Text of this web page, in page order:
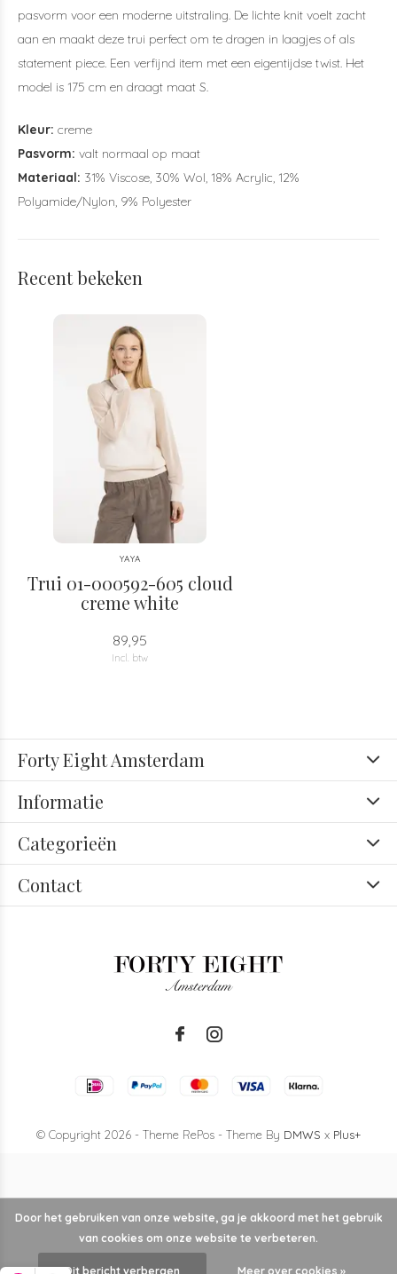
pasvorm voor een moderne uitstraling. De lichte knit voelt zacht
aan en maakt deze trui perfect om te dragen in laagjes of als
statement piece. Een verfijnd item met een eigentijdse twist. Het
model is 175 cm en draagt maat S.
Kleur: creme
Pasvorm: valt normaal op maat
Materiaal: 31% Viscose, 30% Wol, 18% Acrylic, 12%
Polyamide/Nylon, 9% Polyester
Recent bekeken
YAYA
Trui 01-000592-605 cloud
creme white
89,95
Incl. btw
Forty Eight Amsterdam
Informatie
Categorieën
Contact
© Copyright 2026 - Theme RePos - Theme By DMWS x Plus+
Door het gebruiken van onze website, ga je akkoord met het gebruik
van cookies om onze website te verbeteren.
Dit bericht verbergen Meer over cookies »